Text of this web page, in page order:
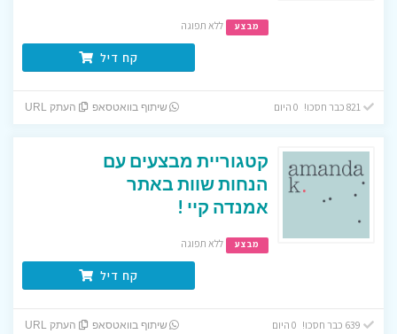
מבצע ללא תפוגה
קח דיל
שיתוף בוואטסאפ העתק URL
קטגוריית מבצעים עם
הנחות שוות באתר
אמנדה קיי !
מבצע ללא תפוגה
קח דיל
שיתוף בוואטסאפ העתק URL